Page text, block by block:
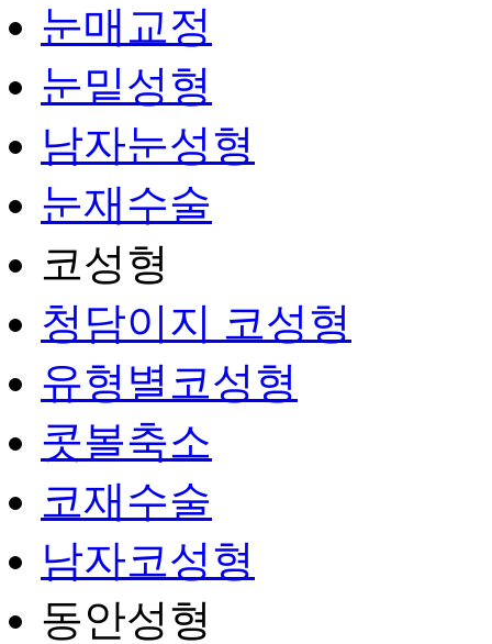
눈매교정
눈밑성형
남자눈성형
눈재수술
코성형
청담이지 코성형
유형별코성형
콧볼축소
코재수술
남자코성형
동안성형